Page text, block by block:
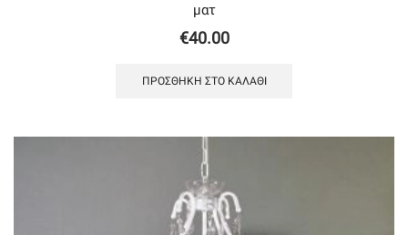
ματ
€40.00
ΠΡΟΣΘΉΚΗ ΣΤΟ ΚΑΛΆΘΙ